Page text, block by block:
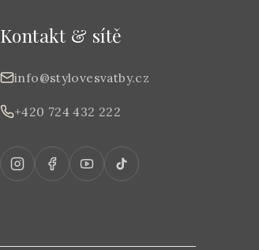
Kontakt & sítě
info@stylovesvatby.cz
+420 724 432 222